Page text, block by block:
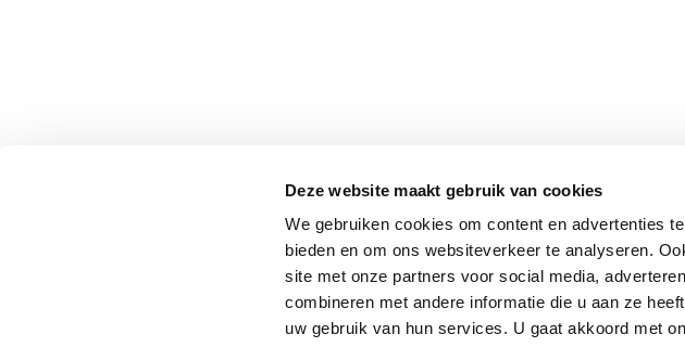
Deze website maakt gebruik van cookies
We gebruiken cookies om content en advertenties
bieden en om ons websiteverkeer te analyseren.
site met onze partners voor social media,
combineren met andere informatie die u aan ze
uw gebruik van hun services. U gaat akkoord met